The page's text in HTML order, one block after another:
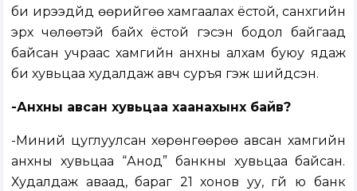
би ирээдүйд өөрийгөө хамгаалах ёстой, санхүүгийн
эрх чөлөөтэй байх ёстой гэсэн бодол байгаад
байсан учраас хамгийн анхны алхам буюу ядаж
би хувьцаа худалдаж авч суръя гэж шийдсэн.
-Анхны авсан хувьцаа хаанахынх байв?
-Миний цуглуулсан хөрөнгөөрөө авсан хамгийн
анхны хувьцаа “Анод” банкны хувьцаа байсан.
Худалдаж аваад, бараг 21 хонов уу, үгүй юү банк